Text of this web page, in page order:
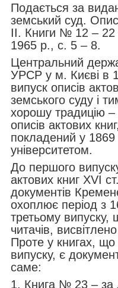
Подається за
земський суд.
ІІ. Книги № 12 –
1965 р., с. 5 – 8.
Центральний
УРСР у м. Києві в
випуск описів
земського суду і
хорошу традицію –
описів актових
покладений у 1869
університетом.
До першого
актових книг XVI
документів
охоплює період з
третьому випуску,
читачів,
Проте у книгах,
випуску, є
саме:
1. Книга № 23 – за